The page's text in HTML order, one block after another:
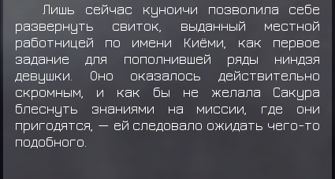
Лишь сейчас куноичи позволила себе
развернуть свиток, выданный местной
работницей по имени Киёми, как первое
задание для пополнившей ряды ниндзя
девушки. Оно оказалось действительно
скромным, и как бы не желала Сакура
блеснуть знаниями на миссии, где они
пригодятся, — ей следовало ожидать чего-то
подобного.